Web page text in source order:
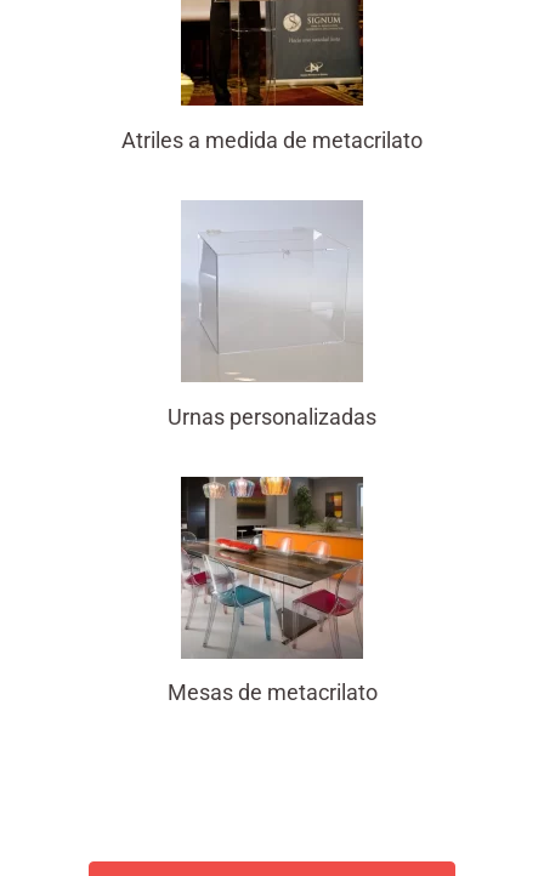
Atriles a medida de metacrilato
Urnas personalizadas
Mesas de metacrilato